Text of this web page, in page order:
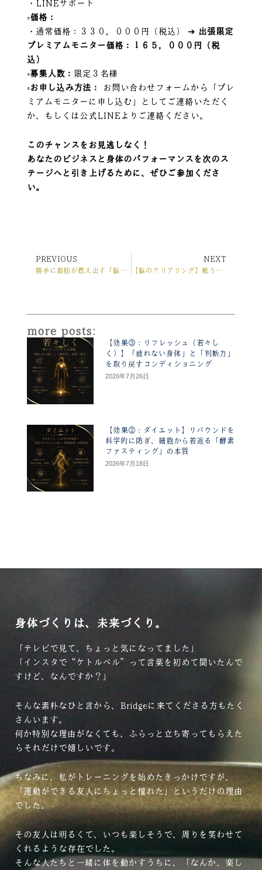
・LINEサポート
◦価格：
・通常価格：３３０，０００円（税込） ➔ 出張限定
プレミアムモニター価格：１６５，０００円（税
込）
◦募集人数： 限定３名様
◦お申し込み方法：
お問い合わせフォームから「プレ
ミアムモニターに申し込む」としてご連絡いただく
か、もしくは公式LINEよりご連絡ください。
このチャンスをお見逃しなく！
あなたのビジネスと身体のパフォーマンスを次のス
テージへと引き上げるために、ぜひご参加くださ
い。
Prev
PREVIOUS
勝手に脂肪が燃え出す「脳のダイエット術」
NEXT
【脳のクリアリング】戦う経営者が「食べない時間」を作るべき科学的理由（オートファジーの秘密）
more posts:
【効果③：リフレッシュ（若々し
く）】「疲れない身体」と「判断力」
を取り戻すコンディショニング
2026年7月26日
【効果②：ダイエット】リバウンドを
科学的に防ぎ、細胞から若返る「酵素
ファスティング」の本質
2026年7月18日
身体づくりは、未来づくり。
「テレビで見て、ちょっと気になってました」
「インスタで“ケトルベル”って言葉を初めて聞いたんで
すけど、なんですか？」
そんな素朴なひと言から、Bridgeに来てくださる方もたく
さんいます。
何か特別な理由がなくても、ふらっと立ち寄ってもらえた
らそれだけで嬉しいです。
ちなみに、私がトレーニングを始めたきっかけですが、
「運動ができる友人にちょっと憧れた」というだけの理由
でした。
その友人は明るくて、いつも楽しそうで、周りを笑わせて
くれるような存在でした。
そんな人たちと一緒に体を動かすうちに、「なんか、楽し